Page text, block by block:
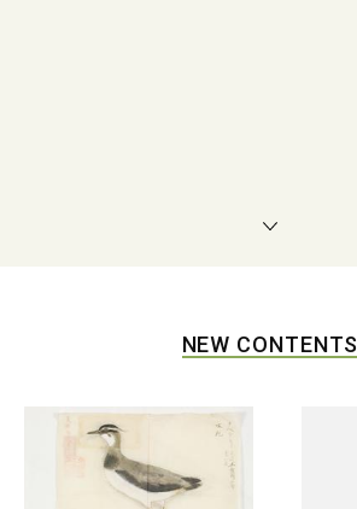
NEW CONTENTS